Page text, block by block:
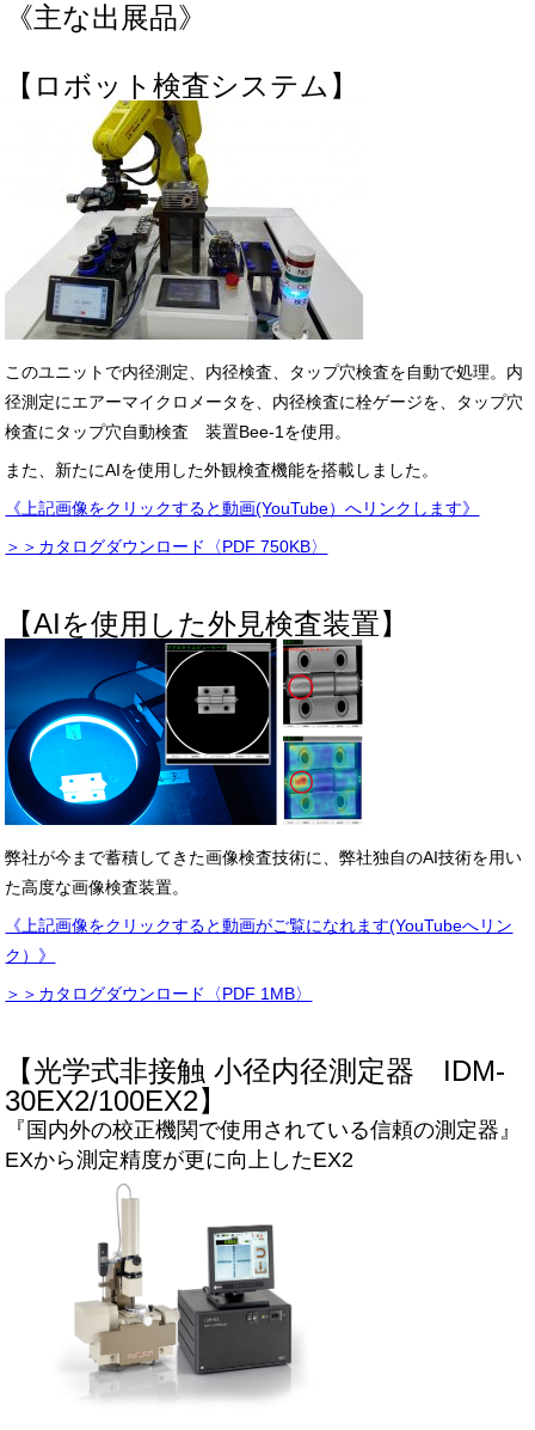
《主な出展品》
【ロボット検査システム】
このユニットで内径測定、内径検査、タップ穴検査を自動で処理。内
径測定にエアーマイクロメータを、内径検査に栓ゲージを、タップ穴
検査にタップ穴自動検査 装置Bee-1を使用。
また、新たにAIを使用した外観検査機能を搭載しました。
《上記画像をクリックすると動画(YouTube）へリンクします》
＞＞カタログダウンロード〈PDF 750KB〉
【AIを使用した外見検査装置】
弊社が今まで蓄積してきた画像検査技術に、弊社独自のAI技術を用い
た高度な画像検査装置。
《上記画像をクリックすると動画がご覧になれます(YouTubeへリン
ク）》
＞＞カタログダウンロード〈PDF 1MB〉
【光学式非接触 小径内径測定器 IDM-
30EX2/100EX2】
『国内外の校正機関で使用されている信頼の測定器』
EXから測定精度が更に向上したEX2